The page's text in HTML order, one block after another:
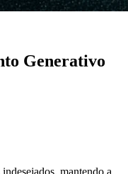
Generativo